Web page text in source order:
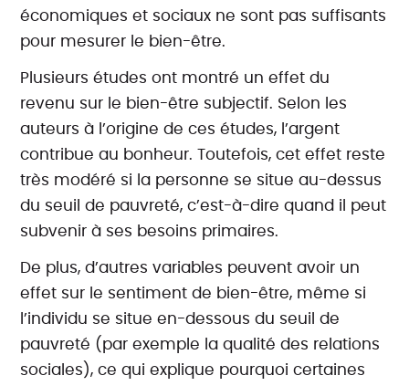
économiques et sociaux ne sont pas suffisants
pour mesurer le bien-être.
Plusieurs études ont montré un effet du
revenu sur le bien-être subjectif. Selon les
auteurs à l’origine de ces études, l’argent
contribue au bonheur. Toutefois, cet effet reste
très modéré si la personne se situe au-dessus
du seuil de pauvreté, c’est-à-dire quand il peut
subvenir à ses besoins primaires.
De plus, d’autres variables peuvent avoir un
effet sur le sentiment de bien-être, même si
l’individu se situe en-dessous du seuil de
pauvreté (par exemple la qualité des relations
sociales), ce qui explique pourquoi certaines